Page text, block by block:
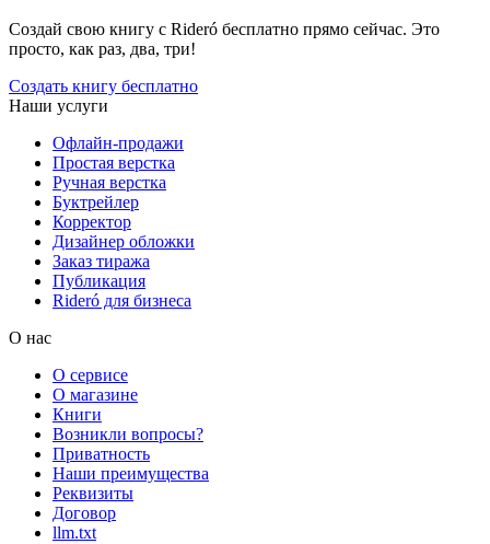
Создай свою книгу с Rideró бесплатно прямо сейчас. Это
просто, как раз, два, три!
Создать книгу бесплатно
Наши услуги
Офлайн-продажи
Простая верстка
Ручная верстка
Буктрейлер
Корректор
Дизайнер обложки
Заказ тиража
Публикация
Rideró для бизнеса
О нас
О сервисе
О магазине
Книги
Возникли вопросы?
Приватность
Наши преимущества
Реквизиты
Договор
llm.txt